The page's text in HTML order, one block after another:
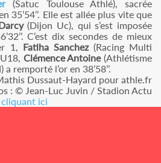
(Satuc Toulouse Athlé), sacrée
35’54’’. Elle est allée plus vite que
(Dijon Uc), qui s’est imposée
C’est dix secondes de mieux
1, Fatiha Sanchez(Racing Multi
Clémence Antoine(Athlétisme
remporté l’or en 38’58’’.
Dussaut-Hayard pour athle.fr
: © Jean-Luc Juvin / Stadion Actu
cliquant ici